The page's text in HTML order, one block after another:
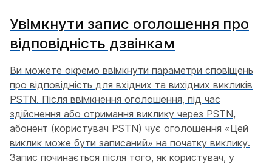
Увімкнути запис оголошення про
відповідність дзвінкам
Ви можете окремо ввімкнути параметри сповіщень
про відповідність для вхідних та вихідних викликів
PSTN. Після ввімкнення оголошення, під час
здійснення або отримання виклику через PSTN,
абонент (користувач PSTN) чує оголошення «Цей
виклик може бути записаний» на початку виклику.
Запис починається після того, як користувач, у